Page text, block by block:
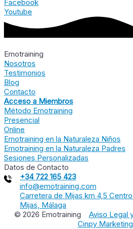
Facebook
Youtube
Emotraining
Nosotros
Testimonios
Blog
Contacto
Acceso a Miembros
Método Emotraining
Presencial
Online
Emotraining en la Naturaleza Niños
Emotraining en la Naturaleza Padres
Sesiones Personalizadas
Datos de Contacto
+34 722 165 423
info@emotraining.com
Carretera de Mijas km 4,5
Mijas, Málaga
© 2026 Emotraining
Aviso Legal
Cinpy